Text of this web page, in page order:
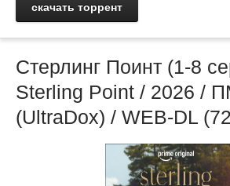
скачать торрент
Стерлинг Поинт (1-8
Sterling Point / 2026 /
(UltraDox) / WEB-DL